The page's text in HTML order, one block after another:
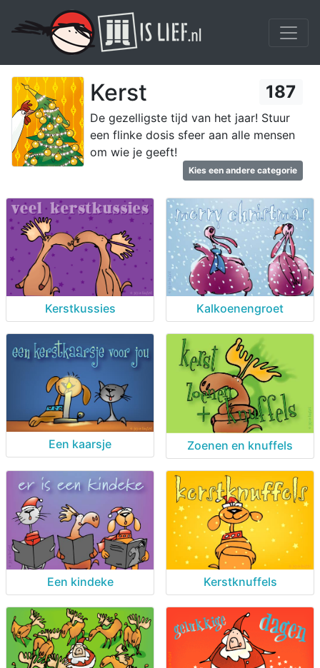
Kerst 187
De gezelligste tijd van het jaar! Stuur
een flinke dosis sfeer aan alle mensen
om wie je geeft!
Kies een andere categorie
Kerstkussies Kalkoenengroet
Een kaarsje Zoenen en knuffels
Een kindeke Kerstknuffels